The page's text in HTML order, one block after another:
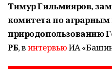
Тимур Гильмияров,
комитета по аграрным
природопользованию
РБ, винтервьюИА